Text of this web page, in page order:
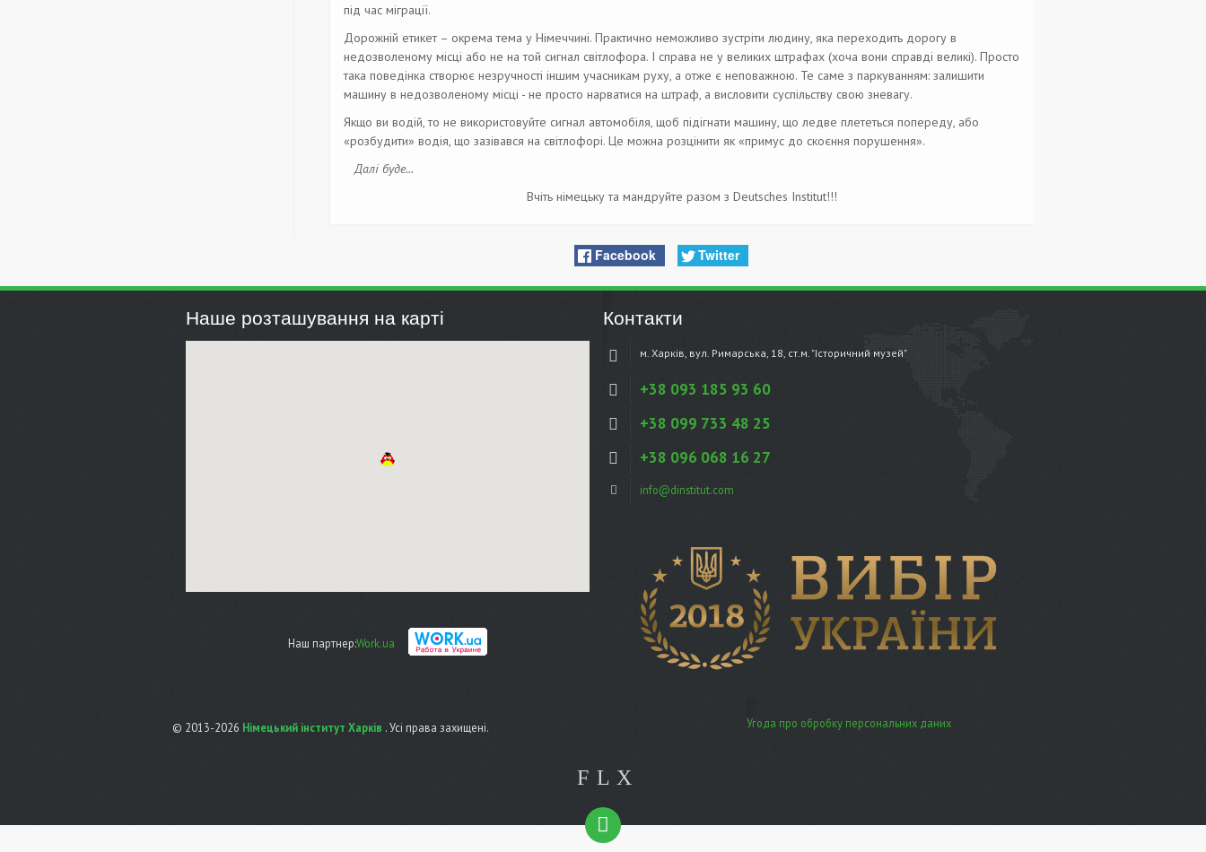
під час міграції.
Дорожній етикет – окрема тема у Німеччині. Практично неможливо зустріти людину, яка переходить дорогу в
недозволеному місці або не на той сигнал світлофора. І справа не у великих штрафах (хоча вони справді великі). Просто
така поведінка створює незручності іншим учасникам руху, а отже є неповажною. Те саме з паркуванням: залишити
машину в недозволеному місці - не просто нарватися на штраф, а висловити суспільству свою зневагу.
Якщо ви водій, то не використовуйте сигнал автомобіля, щоб підігнати машину, що ледве плететься попереду, або
«розбудити» водія, що зазівався на світлофорі. Це можна розцінити як «примус до скоєння порушення».
Далі буде...
Вчіть німецьку та мандруйте разом з Deutsches Institut!!!
Facebook Twitter
Наше розташування на карті
Наш партнер:Work.ua
Контакти
м. Харків, вул. Римарська, 18, ст.м. "Історичний музей"
+38 093 185 93 60
+38 099 733 48 25
+38 096 068 16 27
info@dinstitut.com
© 2013-2026 Німецький інститут Харків . Усі права захищені. Угода про обробку персональних даних
F L X